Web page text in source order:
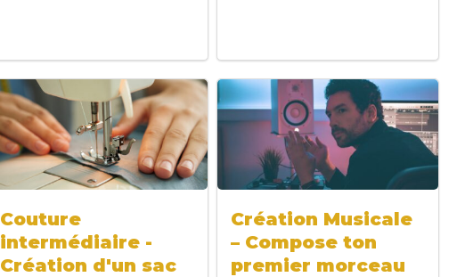
Couture
intermédiaire -
Création d'un sac
Création Musicale
– Compose ton
premier morceau